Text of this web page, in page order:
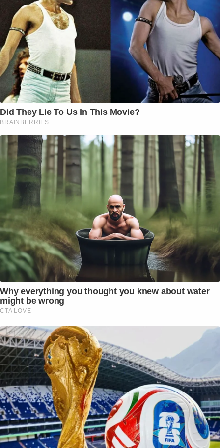
Did They Lie To Us In This Movie?
BRAINBERRIES
Why everything you thought you knew about water
might be wrong
CTA LOVE